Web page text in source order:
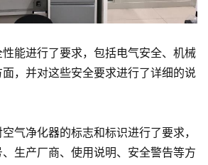
能进行了要求，包括电气安全、机械
，并对这些安全要求进行了详细的说
气净化器的标志和标识进行了要求，
生产厂商、使用说明、安全警告等方